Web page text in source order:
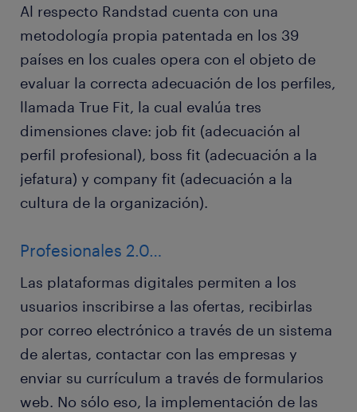
Al respecto Randstad cuenta con una
metodología propia patentada en los 39
países en los cuales opera con el objeto de
evaluar la correcta adecuación de los perfiles,
llamada True Fit, la cual evalúa tres
dimensiones clave: job fit (adecuación al
perfil profesional), boss fit (adecuación a la
jefatura) y company fit (adecuación a la
cultura de la organización).
Profesionales 2.0…
Las plataformas digitales permiten a los
usuarios inscribirse a las ofertas, recibirlas
por correo electrónico a través de un sistema
de alertas, contactar con las empresas y
enviar su currículum a través de formularios
web. No sólo eso, la implementación de las